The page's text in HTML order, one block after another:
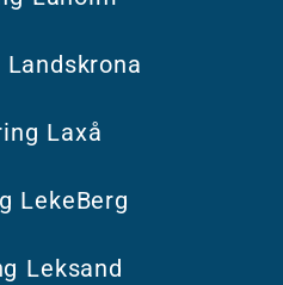
Laxå
LekeBerg
Leksand